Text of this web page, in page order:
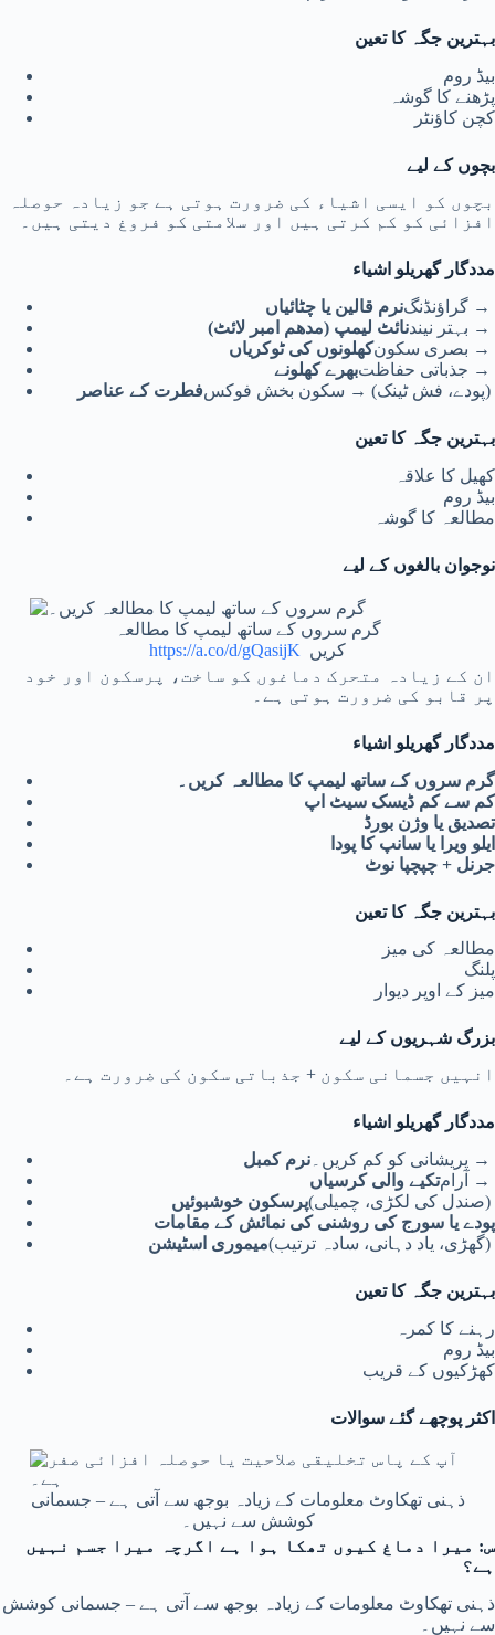
بہترین جگہ کا تعین
بیڈ روم
پڑھنے کا گوشہ
کچن کاؤنٹر
بچوں کے لیے
بچوں کو ایسی اشیاء کی ضرورت ہوتی ہے جو زیادہ حوصلہ
افزائی کو کم کرتی ہیں اور سلامتی کو فروغ دیتی ہیں۔
مددگار گھریلو اشیاء
نرم قالین یا چٹائیاں→ گراؤنڈنگ
نائٹ لیمپ (مدھم امبر لائٹ)→ بہتر نیند
کھلونوں کی ٹوکریاں→ بصری سکون
بھرے کھلونے→ جذباتی حفاظت
فطرت کے عناصر(پودے، فش ٹینک) → سکون بخش فوکس
بہترین جگہ کا تعین
کھیل کا علاقہ
بیڈ روم
مطالعہ کا گوشہ
نوجوان بالغوں کے لیے
گرم سروں کے ساتھ لیمپ کا مطالعہ
کریں https://a.co/d/gQasijK
ان کے زیادہ متحرک دماغوں کو ساخت، پرسکون اور خود
پر قابو کی ضرورت ہوتی ہے۔
مددگار گھریلو اشیاء
گرم سروں کے ساتھ لیمپ کا مطالعہ کریں۔
کم سے کم ڈیسک سیٹ اپ
تصدیق یا وژن بورڈ
ایلو ویرا یا سانپ کا پودا
جرنل + چپچپا نوٹ
بہترین جگہ کا تعین
مطالعہ کی میز
پلنگ
میز کے اوپر دیوار
بزرگ شہریوں کے لیے
انہیں جسمانی سکون + جذباتی سکون کی ضرورت ہے۔
مددگار گھریلو اشیاء
نرم کمبل → پریشانی کو کم کریں۔
تکیے والی کرسیاں→ آرام
پرسکون خوشبوئیں(صندل کی لکڑی، چمیلی)
پودے یا سورج کی روشنی کی نمائش کے مقامات
میموری اسٹیشن(گھڑی، یاد دہانی، سادہ ترتیب)
بہترین جگہ کا تعین
رہنے کا کمرہ
بیڈ روم
کھڑکیوں کے قریب
اکثر پوچھے گئے سوالات
ذہنی تھکاوٹ معلومات کے زیادہ بوجھ سے آتی ہے – جسمانی
کوشش سے نہیں۔
س: میرا دماغ کیوں تھکا ہوا ہے اگرچہ میرا جسم نہیں
ہے؟
ذہنی تھکاوٹ معلومات کے زیادہ بوجھ سے آتی ہے – جسمانی کوشش
سے نہیں۔